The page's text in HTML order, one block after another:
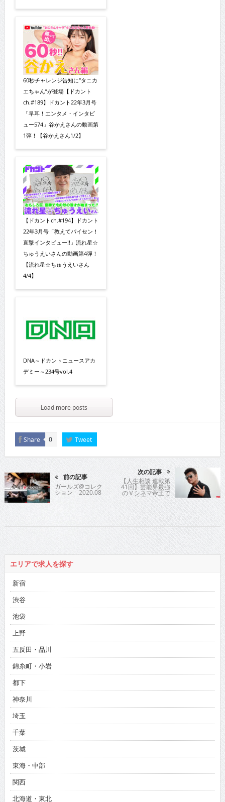
60秒チャレンジ告知に“タニカ
エちゃん”が登場【ドカント
ch.#189】ドカント22年3月号
「早耳！エンタメ・インタビ
ュー574」谷かえさんの動画第
1弾！【谷かえさん1/2】
【ドカントch.#194】ドカント
22年3月号「教えてパイセン！
直撃インタビュー!!」流れ星☆
ちゅうえいさんの動画第4弾！
【流れ星☆ちゅうえいさん
4/4】
DNA～ドカントニュースアカ
デミー～234号vol.4
Load more posts
Share 0 Tweet
前の記事
ガールズ@コレク
ション 2020.08
次の記事
【人生相談 連載第
41回】芸能界最強
のＶシネマ帝王で
ある俳優の小沢仁
志氏が時に優し
く、時に厳しく歯
切れよく人生指
南！
エリアで求人を探す
新宿
渋谷
池袋
上野
五反田・品川
錦糸町・小岩
都下
神奈川
埼玉
千葉
茨城
東海・中部
関西
北海道・東北